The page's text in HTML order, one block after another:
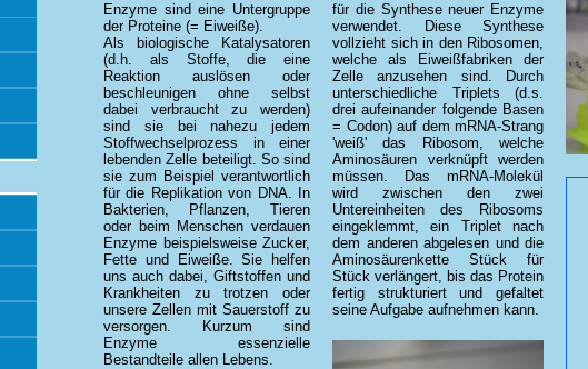
Enzyme sind eine Untergruppe
der Proteine (= Eiweiße).
Als biologische Katalysatoren
(d.h. als Stoffe, die eine
Reaktion auslösen oder
beschleunigen ohne selbst
dabei verbraucht zu werden)
sind sie bei nahezu jedem
Stoffwechselprozess in einer
lebenden Zelle beteiligt. So sind
sie zum Beispiel verantwortlich
für die Replikation von DNA. In
Bakterien, Pflanzen, Tieren
oder beim Menschen verdauen
Enzyme beispielsweise Zucker,
Fette und Eiweiße. Sie helfen
uns auch dabei, Giftstoffen und
Krankheiten zu trotzen oder
unsere Zellen mit Sauerstoff zu
versorgen. Kurzum sind
Enzyme essenzielle
Bestandteile allen Lebens.
für die Synthese neuer Enzyme
verwendet. Diese Synthese
vollzieht sich in den Ribosomen,
welche als Eiweißfabriken der
Zelle anzusehen sind. Durch
unterschiedliche Triplets (d.s.
drei aufeinander folgende Basen
= Codon) auf dem mRNA-Strang
'weiß' das Ribosom, welche
Aminosäuren verknüpft werden
müssen. Das mRNA-Molekül
wird zwischen den zwei
Untereinheiten des Ribosoms
eingeklemmt, ein Triplet nach
dem anderen abgelesen und die
Aminosäurenkette Stück für
Stück verlängert, bis das Protein
fertig strukturiert und gefaltet
seine Aufgabe aufnehmen kann.